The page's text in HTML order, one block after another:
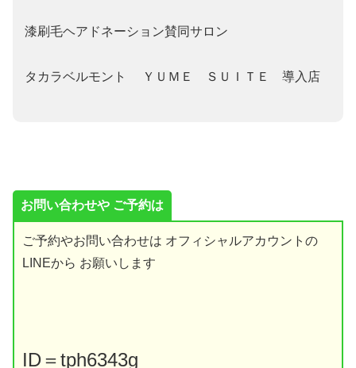
漆刷毛ヘアドネーション賛同サロン
タカラベルモント ＹＵＭＥ ＳＵＩＴＥ 導入店
お問い合わせや ご予約は
ご予約やお問い合わせは オフィシャルアカウントの
LINEから お願いします
ID＝tph6343g